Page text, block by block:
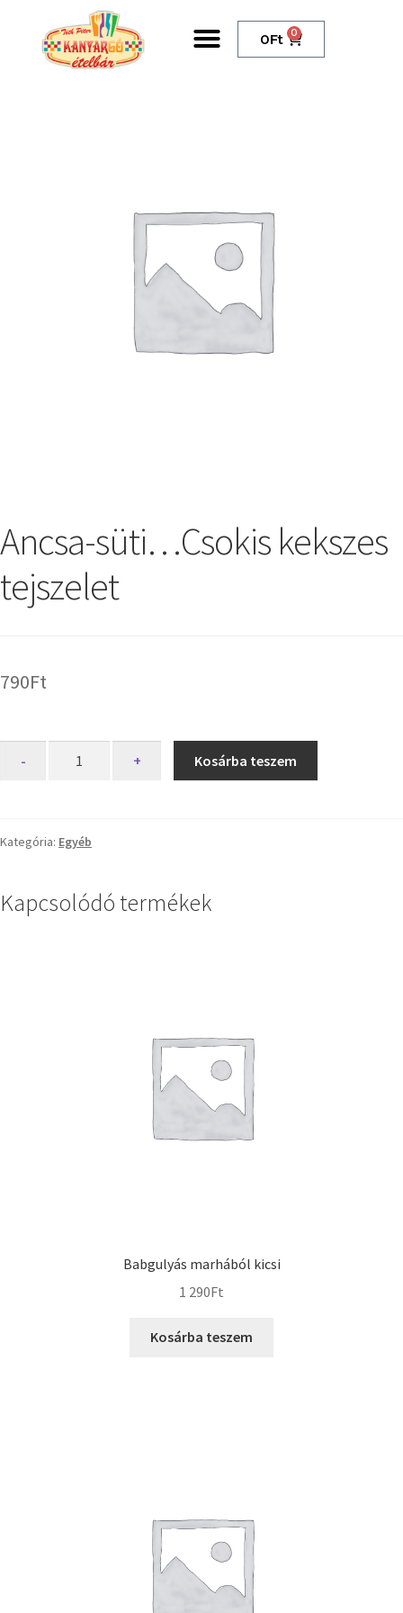
0Ft 0
Ancsa-süti…Csokis kekszes
tejszelet
790Ft
- + Kosárba teszem
Kategória: Egyéb
Kapcsolódó termékek
Babgulyás marhából kicsi
1 290Ft
Kosárba teszem